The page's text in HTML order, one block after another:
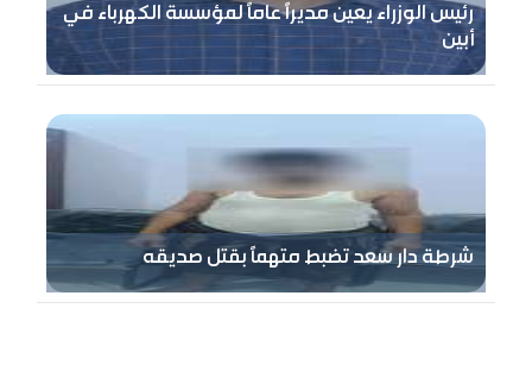
رئيس الوزراء يعين مديرًا عامًا لمؤسسة الكهرباء في
أبين
شرطة دار سعد تضبط متهماً بقتل صديقه